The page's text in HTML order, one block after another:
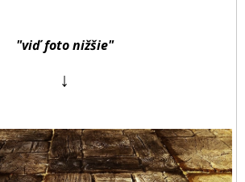
"viď foto nižšie"
↓